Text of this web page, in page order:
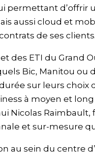
permettant d’offrir
aussi cloud et
de ses clients.
des ETI du Grand
Bic, Manitou ou
sur leurs choix
à moyen et
Nicolas
et sur-mesure
au sein du centre